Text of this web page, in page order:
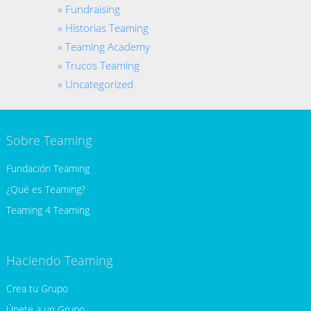
Fundraising
Historias Teaming
Teaming Academy
Trucos Teaming
Uncategorized
Sobre Teaming
Fundación Teaming
¿Qué es Teaming?
Teaming 4 Teaming
Haciendo Teaming
Crea tu Grupo